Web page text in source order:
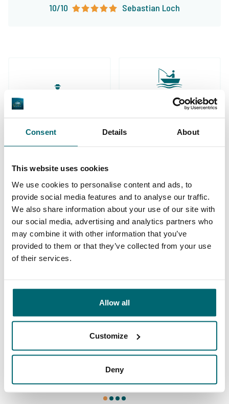
Consent Details About
This website uses cookies
We use cookies to personalise content and ads, to
provide social media features and to analyse our traffic.
We also share information about your use of our site with
our social media, advertising and analytics partners who
may combine it with other information that you’ve
provided to them or that they’ve collected from your use
of their services.
Allow all
Customize
Deny
Urlaub verbringen möchte, ist bei The Carp
10/10 Sebastian Loch
Große Auswahl an 1A
Karpfengewässern
Schon 152.957
zufriedene Angler
Von und für
Karpfenangler
Diese Firmen sind Ihnen bereits
vorausgegangen!
1 2 3 4